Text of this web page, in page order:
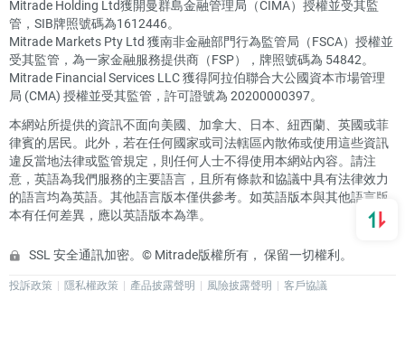
Mitrade Holding Ltd獲開曼群島金融管理局（CIMA）授權並受其監
管，SIB牌照號碼為1612446。
Mitrade Markets Pty Ltd 獲南非金融部門行為監管局（FSCA）授權並
受其監管，為一家金融服務提供商（FSP），牌照號碼為 54842。
Mitrade Financial Services LLC 獲得阿拉伯聯合大公國資本市場管理
局 (CMA) 授權並受其監管，許可證號為 20200000397。
本網站所提供的資訊不面向美國、加拿大、日本、紐西蘭、英國或菲
律賓的居民。此外，若在任何國家或司法轄區內散佈或使用這些資訊
違反當地法律或監管規定，則任何人士不得使用本網站內容。請注
意，英語為我們服務的主要語言，且所有條款和協議中具有法律效力
的語言均為英語。其他語言版本僅供參考。如英語版本與其他語言版
本有任何差異，應以英語版本為準。
SSL 安全通訊加密。© Mitrade版權所有， 保留一切權利。
投訴政策 隱私權政策 產品披露聲明 風險披露聲明 客戶協議